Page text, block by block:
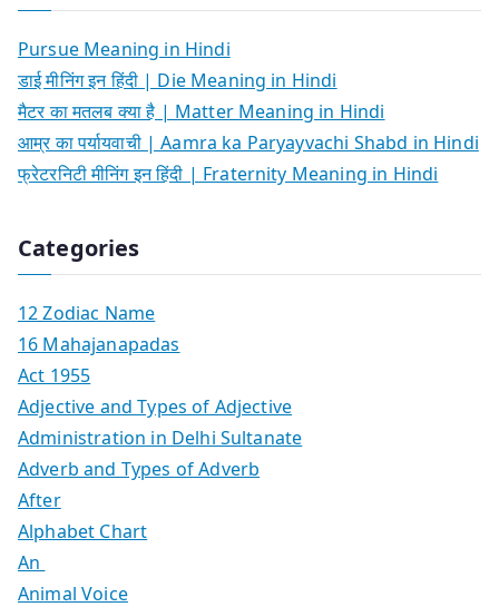
Pursue Meaning in Hindi
डाई मीनिंग इन हिंदी | Die Meaning in Hindi
मैटर का मतलब क्या है | Matter Meaning in Hindi
आम्र का पर्यायवाची | Aamra ka Paryayvachi Shabd in Hindi
फ्रेटरनिटी मीनिंग इन हिंदी | Fraternity Meaning in Hindi
Categories
12 Zodiac Name
16 Mahajanapadas
Act 1955
Adjective and Types of Adjective
Administration in Delhi Sultanate
Adverb and Types of Adverb
After
Alphabet Chart
An
Animal Voice